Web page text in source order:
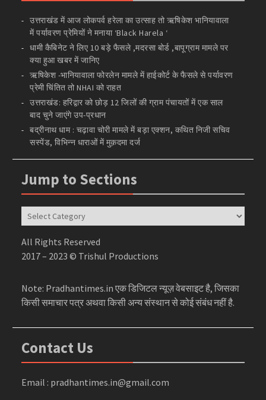
उत्तराखंड में आज लोकपर्व हरेला का उत्साह तो ऋषिकेश भानियावाला
में पर्यावरण प्रेमियों ने मनाया ‘Black Harela ‘
धामी कैबिनेट ने लिए 10 बड़े फैसले ,मदरसा बोर्ड ,बापूग्राम मामले पर
क्या हुआ खबर में जानिए
ऋषिकेश -भानियावाला फोरलेन मामले में हाईकोर्ट के फैसले से पर्यावरण
प्रेमी चिंतित तो NHAI को राहत
उत्तराखंड: हरिद्वार को छोड़ 12 जिलों की ग्राम पंचायतों में एक साल
बाद चुने जाएंगे उप-प्रधान
बद्रीनाथ धाम : चढ़ावा चोरी मामले में बड़ा एक्शन, कथित निजी सचिव
सस्पेंड, विभिन्न धाराओं में मुक़दमा दर्ज
Jump to Sections
Jump
to
Sections
All Rights Reserved
2017 – 2023 © Trishul Productions
Note: Pradhantimes.in एक डिजिटल न्यूज़ वेबसाइट है, जिसका
किसी समाचार पत्र अथवा किसी अन्य संस्थान से कोई संबंध नहीं है.
Contact Us
Email : pradhantimes.in@gmail.com